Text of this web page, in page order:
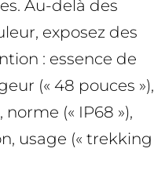
Au-delà des
exposez des
: essence de
(« 48 pouces »),
(« IP68 »),
usage (« trekking